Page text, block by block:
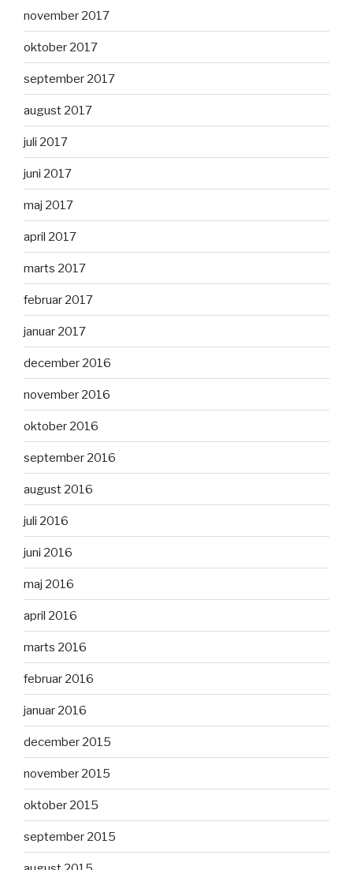
november 2017
oktober 2017
september 2017
august 2017
juli 2017
juni 2017
maj 2017
april 2017
marts 2017
februar 2017
januar 2017
december 2016
november 2016
oktober 2016
september 2016
august 2016
juli 2016
juni 2016
maj 2016
april 2016
marts 2016
februar 2016
januar 2016
december 2015
november 2015
oktober 2015
september 2015